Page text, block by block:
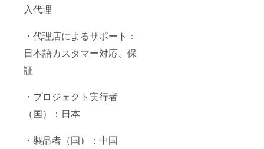
入代理
・代理店によるサポート：
日本語カスタマー対応、保
証
・プロジェクト実行者
（国）：日本
・製品者（国）：中国